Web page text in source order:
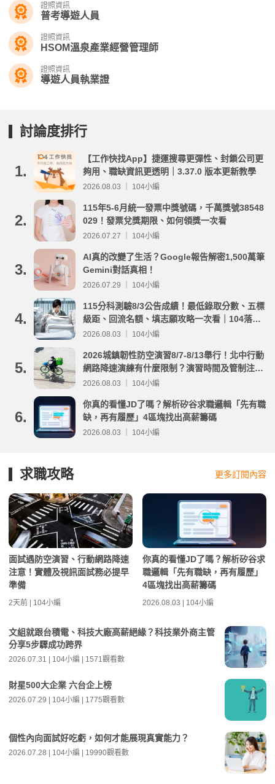
證照資訊
普考導遊人員
證照資訊
HSOM溫泉產業經營管理師
證照資訊
導遊人員執業證
討論度排行
1.
【工作快找App】捷運搜尋更彈性、封鎖公司更
夠用、職缺資訊更透明｜3.37.0 版本更新教學
2026.08.03 ｜ 104小編
2.
115年5-6月統一發票中獎號碼，千萬獎號38548
029！發票兌獎期限、如何領獎一次看
2026.07.27 ｜ 104小編
3.
AI真的改變了生活？Google報告解密1,500萬筆
Gemini對話真相！
2026.07.29 ｜ 104小編
4.
115分科測驗8/3公告成績！最低錄取分數、五標
級距、回流名額、填志願攻略一次看｜104落點
分析
2026.08.03 ｜ 104小編
5.
2026城鎮韌性防空演習8/7-8/13舉行！北中行動
網路降速演練有什麼限制？演習時間及管制注意
事項整理
2026.08.03 ｜ 104小編
6.
你真的看懂JD了嗎？解析矽谷求職邏輯「先有職
缺，再有履歷」4區塊找出高薪籌碼
2026.08.03 ｜ 104小編
求職攻略 更多訂閱內容
面試遇防空演習、行動網路降速
注意！實體及視訊面試務必提早
準備
2天前 | 104小編
你真的看懂JD了嗎？解析矽谷求
職邏輯「先有職缺，再有履歷」
4區塊找出高薪籌碼
2026.08.03 | 104小編
文組就跟台積電、科技大廠高薪絕緣？科技業外商主管
分享5步驟成功跨界
2026.07.31 | 104小編 | 1571觀看數
財星500大企業 六台企上榜
2026.07.29 | 104小編 | 1775觀看數
個性內向面試好吃虧，如何才能展現真實能力？
2026.07.28 | 104小編 | 19990觀看數